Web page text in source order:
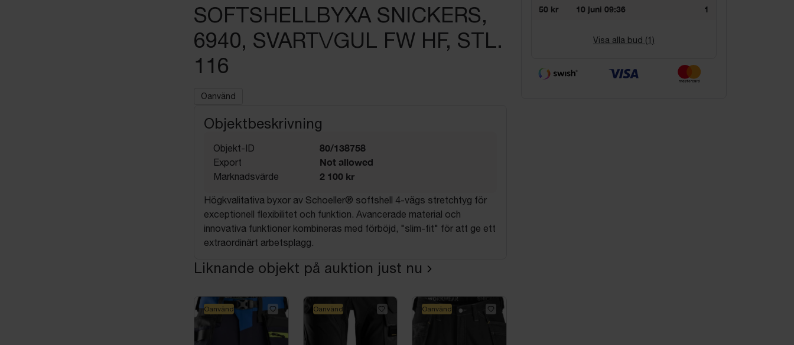
SOFTSHELLBYXA SNICKERS,
6940, SVART\/GUL FW HF, STL.
116
Oanvänd
Objektbeskrivning
Objekt-ID 80/138758
Export Not allowed
Marknadsvärde 2 100 kr
Högkvalitativa byxor av Schoeller® softshell 4-vägs stretchtyg för
exceptionell flexibilitet och funktion. Avancerade material och
innovativa funktioner kombineras med förböjd, "slim-fit" för att ge ett
extraordinärt arbetsplagg.
Liknande objekt på auktion just nu
Oanvänd Oanvänd Oanvänd
50 kr 10 juni 09:36 1
Visa alla bud (1 )